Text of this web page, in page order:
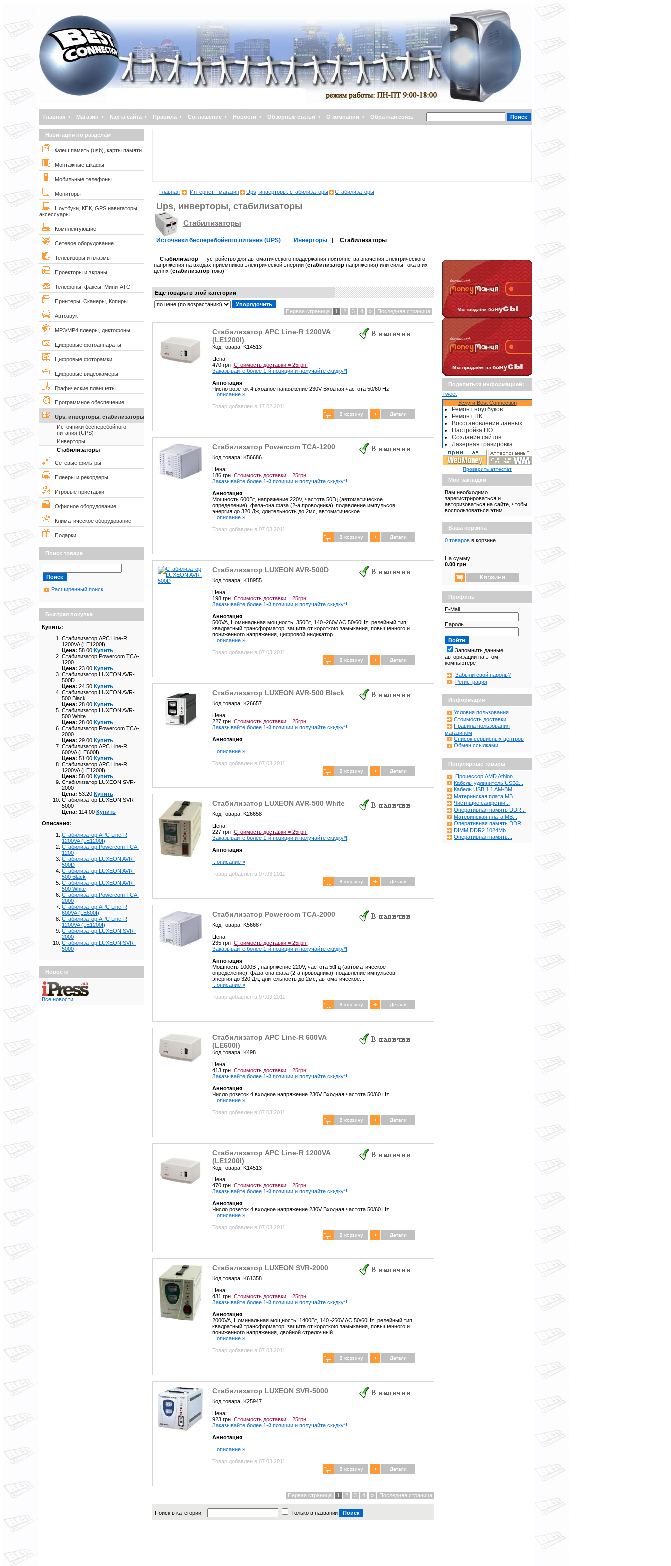
Главная • Магазин • Карта сайта • Правила • Соглашение • Новости • Обзорные статьи • О компании • Обратная связь
Навигация по разделам
Флеш память (usb), карты памяти
Монтажные шкафы
Мобильные телефоны
Мониторы
Ноутбуки, КПК, GPS навигаторы,
аксессуары
Комплектующие
Сетевое оборудование
Телевизоры и плазмы
Проекторы и экраны
Телефоны, факсы, Мини-АТС
Принтеры, Сканеры, Копиры
Автозвук
MP3/MP4 плееры, диктофоны
Цифровые фотоаппараты
Цифровые фоторамки
Цифровые видеокамеры
Графические планшеты
Программное обеспечение
Ups, инверторы, стабилизаторы
Источники бесперебойного
питания (UPS)
Инверторы
Стабилизаторы
Сетевые фильтры
Плееры и рекордеры
Игровые приставки
Офисное оборудование
Климатическое оборудование
Подарки
Поиск товара
Расширенный поиск
Быстрая покупка
Купить:
Стабилизатор APC Line-R
1200VA (LE1200I)
Цена: 58.00 Купить
Стабилизатор Powercom TCA-
1200
Цена: 23.00 Купить
Стабилизатор LUXEON AVR-
500D
Цена: 24.50 Купить
Стабилизатор LUXEON AVR-
500 Black
Цена: 28.00 Купить
Стабилизатор LUXEON AVR-
500 White
Цена: 28.00 Купить
Стабилизатор Powercom TCA-
2000
Цена: 29.00 Купить
Стабилизатор APC Line-R
600VA (LE600I)
Цена: 51.00 Купить
Стабилизатор APC Line-R
1200VA (LE1200I)
Цена: 58.00 Купить
Стабилизатор LUXEON SVR-
2000
Цена: 53.20 Купить
Стабилизатор LUXEON SVR-
5000
Цена: 114.00 Купить
Описания:
Стабилизатор APC Line-R
1200VA (LE1200I)
Стабилизатор Powercom TCA-
1200
Стабилизатор LUXEON AVR-
500D
Стабилизатор LUXEON AVR-
500 Black
Стабилизатор LUXEON AVR-
500 White
Стабилизатор Powercom TCA-
2000
Стабилизатор APC Line-R
600VA (LE600I)
Стабилизатор APC Line-R
1200VA (LE1200I)
Стабилизатор LUXEON SVR-
2000
Стабилизатор LUXEON SVR-
5000
Новости
Все новости
Главная Интернет - магазин Ups, инверторы, стабилизаторы Стабилизаторы
Ups, инверторы, стабилизаторы
Стабилизаторы
Источники бесперебойного питания (UPS) | Инверторы | Стабилизаторы
Стабилизатор — устройство для автоматического поддержания постоянства значения электрического
напряжения на входах приёмников электрической энергии (стабилизатор напряжения) или силы тока в их
цепях (стабилизатор тока).
Еще товары в этой категории
Первая страница 1 2 3 4 » Последняя страница
Стабилизатор APC Line-R 1200VA
(LE1200I)
Код товара: K14513
Цена:
470 грн Стоимость доставки = 25грн!
Заказывайте более 1-й позиции и получайте скидку*!
Аннотация
Число розеток 4 входное напряжение 230V Входная частота 50/60 Hz
...описание »
Товар добавлен в 17.02.2011
Стабилизатор Powercom TCA-1200
Код товара: K56686
Цена:
186 грн Стоимость доставки = 25грн!
Заказывайте более 1-й позиции и получайте скидку*!
Аннотация
Мощность 600Вт, напряжение 220V, частота 50Гц (автоматическое
определение), фаза-она фаза (2-а проводника), подавление импульсов
энергия до 320 Дж, длительность до 2мс, автоматическое...
...описание »
Товар добавлен в 07.03.2011
Стабилизатор LUXEON AVR-500D
Код товара: K18955
Цена:
198 грн Стоимость доставки = 25грн!
Заказывайте более 1-й позиции и получайте скидку*!
Аннотация
500VA, Номинальная мощность: 350Вт, 140~260V AC 50/60Hz, релейный тип,
квадратный трансформатор, защита от короткого замыкания, повышенного и
пониженного напряжения, цифровой индикатор...
...описание »
Товар добавлен в 07.03.2011
Стабилизатор LUXEON AVR-500 Black
Код товара: K26657
Цена:
227 грн Стоимость доставки = 25грн!
Заказывайте более 1-й позиции и получайте скидку*!
Аннотация
...описание »
Товар добавлен в 07.03.2011
Стабилизатор LUXEON AVR-500 White
Код товара: K26658
Цена:
227 грн Стоимость доставки = 25грн!
Заказывайте более 1-й позиции и получайте скидку*!
Аннотация
...описание »
Товар добавлен в 07.03.2011
Стабилизатор Powercom TCA-2000
Код товара: K56687
Цена:
235 грн Стоимость доставки = 25грн!
Заказывайте более 1-й позиции и получайте скидку*!
Аннотация
Мощность 1000Вт, напряжение 220V, частота 50Гц (автоматическое
определение), фаза-она фаза (2-а проводника), подавление импульсов
энергия до 320 Дж, длительность до 2мс, автоматическое...
...описание »
Товар добавлен в 07.03.2011
Стабилизатор APC Line-R 600VA
(LE600I)
Код товара: K498
Цена:
413 грн Стоимость доставки = 25грн!
Заказывайте более 1-й позиции и получайте скидку*!
Аннотация
Число розеток 4 входное напряжение 230V Входная частота 50/60 Hz
...описание »
Товар добавлен в 07.03.2011
Стабилизатор APC Line-R 1200VA
(LE1200I)
Код товара: K14513
Цена:
470 грн Стоимость доставки = 25грн!
Заказывайте более 1-й позиции и получайте скидку*!
Аннотация
Число розеток 4 входное напряжение 230V Входная частота 50/60 Hz
...описание »
Товар добавлен в 07.03.2011
Стабилизатор LUXEON SVR-2000
Код товара: K61358
Цена:
431 грн Стоимость доставки = 25грн!
Заказывайте более 1-й позиции и получайте скидку*!
Аннотация
2000VA, Номинальная мощность: 1400Вт, 140~260V AC 50/60Hz, релейный тип,
квадратный трансформатор, защита от короткого замыкания, повышенного и
пониженного напряжения, двойной стрелочный...
...описание »
Товар добавлен в 07.03.2011
Стабилизатор LUXEON SVR-5000
Код товара: K25947
Цена:
923 грн Стоимость доставки = 25грн!
Заказывайте более 1-й позиции и получайте скидку*!
Аннотация
...описание »
Товар добавлен в 07.03.2011
Первая страница 1 2 3 4 » Последняя страница
Поиск в категории: Только в названии
Поделиться информацией:
Tweet
Услуги Best Connection
Ремонт ноутбуков
Ремонт ПК
Восстановление данных
Настройка ПО
Создание сайтов
Лазерная гравировка
Проверить аттестат
Мои закладки
Вам необходимо
зарегистрироваться и
авторизоваться на сайте, чтобы
воспользоваться этим...
Ваша корзина
0 товаров в корзине
На сумму:
0.00 грн
Профиль
E-Mail
Пароль
Запомнить данные
авторизации на этом
компьютере
Забыли свой пароль?
Регистрация
Информация
Условия пользования
Стоимость доставки
Правила пользования
магазином
Список сервисных центров
Обмен ссылками
Популярные товары
Процессор AMD Athlon...
Кабель-удлинитель USB2...
Кабель USB 1.1 AM-BM...
Материнская плата MB...
Чистящие салфетки...
Оперативная память DDR...
Материнская плата MB...
Оперативная память DDR...
DIMM DDR2 1024Mb...
Оперативная память...